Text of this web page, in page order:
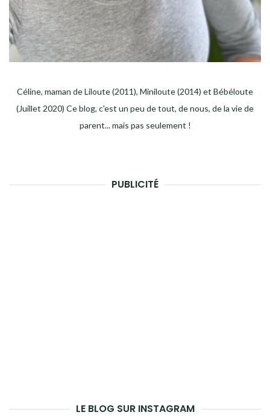
Céline, maman de Liloute (2011), Miniloute (2014) et Bébéloute
(Juillet 2020) Ce blog, c'est un peu de tout, de nous, de la vie de
parent... mais pas seulement !
PUBLICITÉ
LE BLOG SUR INSTAGRAM